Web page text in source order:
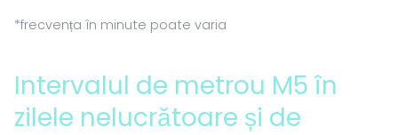
*frecvența în minute poate varia
Intervalul de metrou M5 în
zilele nelucrătoare și de